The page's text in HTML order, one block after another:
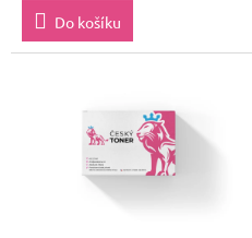
Do košíku